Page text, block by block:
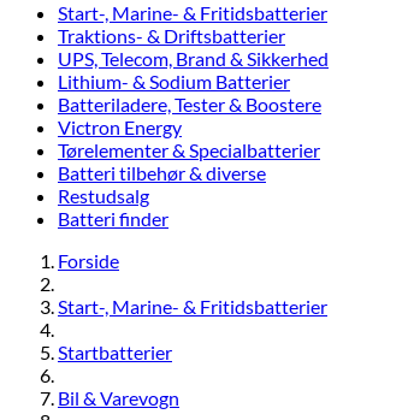
Start-, Marine- & Fritidsbatterier
Traktions- & Driftsbatterier
UPS, Telecom, Brand & Sikkerhed
Lithium- & Sodium Batterier
Batteriladere, Tester & Boostere
Victron Energy
Tørelementer & Specialbatterier
Batteri tilbehør & diverse
Restudsalg
Batteri finder
Forside
Start-, Marine- & Fritidsbatterier
Startbatterier
Bil & Varevogn